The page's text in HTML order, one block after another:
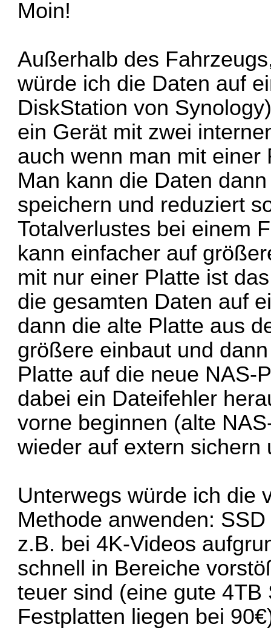
Moin!
Außerhalb des
würde ich die Daten auf
DiskStation von
ein Gerät mit zwei
auch wenn man mit
Man kann die Daten
speichern und reduziert
Totalverlustes bei einem
kann einfacher auf
mit nur einer Platte ist
die gesamten Daten auf
dann die alte Platte aus
größere einbaut und
Platte auf die neue NAS-
dabei ein Dateifehler
vorne beginnen (alte
wieder auf extern sichern
Unterwegs würde ich die
Methode anwenden:
z.B. bei 4K-Videos
schnell in Bereiche
teuer sind (eine gute
Festplatten liegen bei